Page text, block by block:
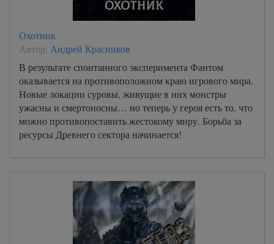
Охотник
Автор: Андрей Красников
В результате спонтанного эксперимента Фантом
оказывается на противоположном краю игрового мира.
Новые локации суровы, живущие в них монстры
ужасны и смертоносны… но теперь у героя есть то, что
можно противопоставить жестокому миру. Борьба за
ресурсы Древнего сектора начинается!